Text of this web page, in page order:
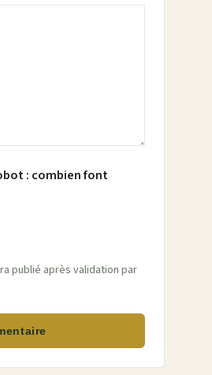
: combien font
publié après validation par